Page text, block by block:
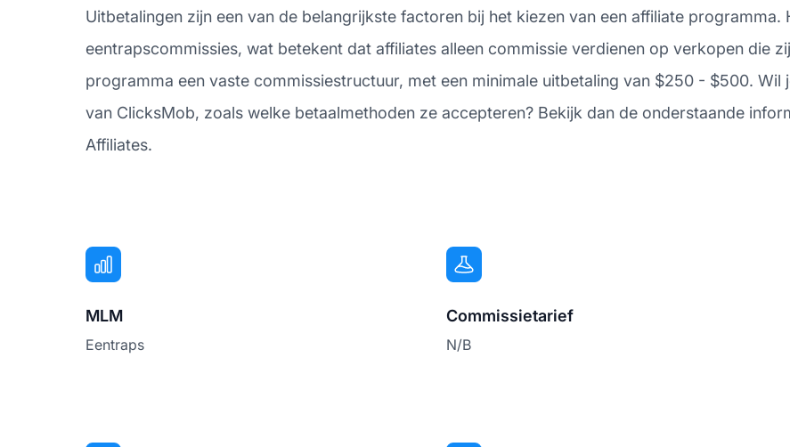
Uitbetalingen zijn een van de belangrijkste factoren bij het kiezen van een affiliate
eentrapscommissies, wat betekent dat affiliates alleen commissie verdienen op verkopen die
programma een vaste commissiestructuur, met een minimale uitbetaling van $250 - $500.
van ClicksMob, zoals welke betaalmethoden ze accepteren? Bekijk dan de onderstaande
Affiliates.
MLM
Eentraps
Commissietarief
N/B